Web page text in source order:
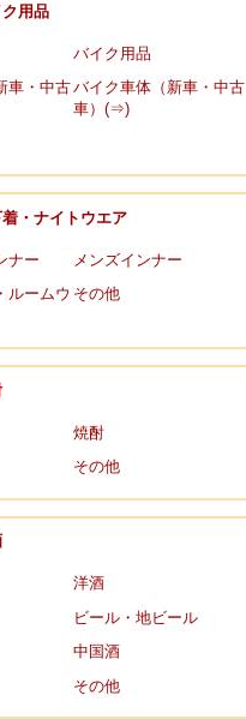
用品
バイク用品
車・中古バイク車体（新車・中古
車）(⇒)
・ナイトウエア
ナー
メンズインナー
ルームウ その他
焼酎
その他
洋酒
ビール・地ビール
中国酒
その他